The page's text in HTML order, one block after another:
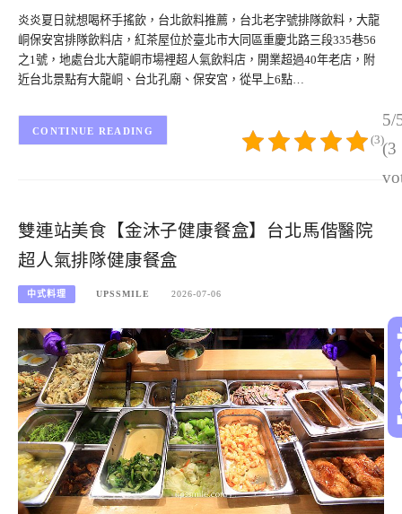
炎炎夏日就想喝杯手搖飲，台北飲料推薦，台北老字號排隊飲料，大龍
峒保安宮排隊飲料店，紅茶屋位於臺北市大同區重慶北路三段335巷56
之1號，地處台北大龍峒市場裡超人氣飲料店，開業超過40年老店，附
近台北景點有大龍峒、台北孔廟、保安宮，從早上6點…
5/
(3
(3)
CONTINUE READING
雙連站美食【金沐子健康餐盒】台北馬偕醫院
超人氣排隊健康餐盒
中式料理 UPSSMILE 2026-07-06